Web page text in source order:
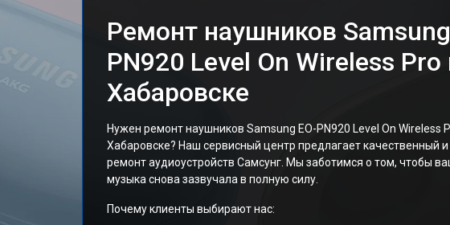
Ремонт наушников
PN920 Level On Wireless Pro
Хабаровске
Нужен ремонт наушников Samsung EO-PN920 Level On Wireless
Хабаровске? Наш сервисный центр предлагает качественный
ремонт аудиоустройств Самсунг. Мы заботимся о том, чтобы
музыка снова зазвучала в полную силу.
Почему клиенты выбирают нас: